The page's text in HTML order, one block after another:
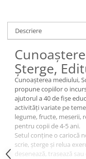
Descriere
Șterge,
Cunoașterea mediului,
propune copiilor o
ajutorul a 40 de fișe
activități variate pe
legume, fructe, meserii,
pentru copii de 4-5 ani.
Setul conține o cariocă
scrie, șterge și relua
desenează, trasează